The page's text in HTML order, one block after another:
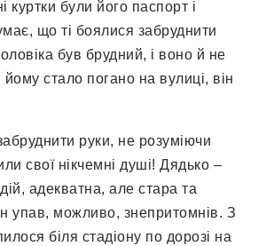
куртки були його паспорт і
що ті боялися забруднити
був брудний, і воно й не
стало погано на вулиці, він
руки, не розуміючи
свої нікчемні душі! Дядько –
адекватна, але стара та
упав, можливо, знепритомнів. З
біля стадіону по дорозі на